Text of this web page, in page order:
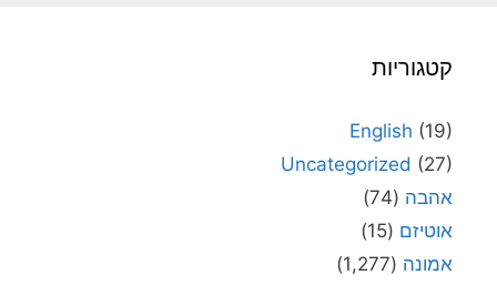
קטגוריות
English (19)
Uncategorized (27)
אהבה (74)
אוטיזם (15)
אמונה (1,277)